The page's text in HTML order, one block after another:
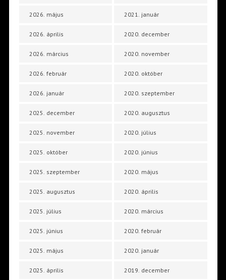
2026. május
2026. április
2026. március
2026. február
2026. január
2025. december
2025. november
2025. október
2025. szeptember
2025. augusztus
2025. július
2025. június
2025. május
2025. április
2021. január
2020. december
2020. november
2020. október
2020. szeptember
2020. augusztus
2020. július
2020. június
2020. május
2020. április
2020. március
2020. február
2020. január
2019. december